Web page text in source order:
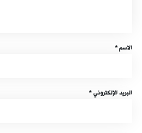
الاسم*
البريد الإلكتروني*